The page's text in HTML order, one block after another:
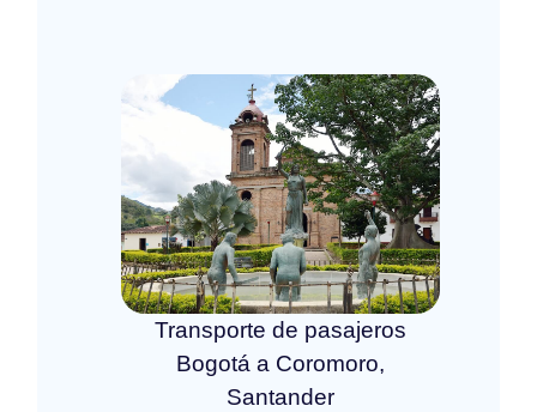
Transporte de pasajeros
Bogotá a Coromoro,
Santander